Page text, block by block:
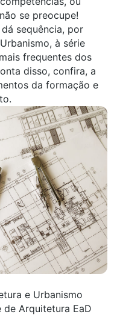
se preocupe!
sequência, por
à série
frequentes dos
disso, confira, a
da formação e
e Urbanismo
Arquitetura EaD